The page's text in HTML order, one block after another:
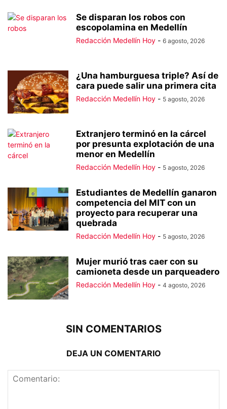
Se disparan los robos con
escopolamina en Medellín
Redacción Medellín Hoy - 6 agosto, 2026
¿Una hamburguesa triple? Así de
cara puede salir una primera cita
Redacción Medellín Hoy - 5 agosto, 2026
Extranjero terminó en la cárcel
por presunta explotación de una
menor en Medellín
Redacción Medellín Hoy - 5 agosto, 2026
Estudiantes de Medellín ganaron
competencia del MIT con un
proyecto para recuperar una
quebrada
Redacción Medellín Hoy - 5 agosto, 2026
Mujer murió tras caer con su
camioneta desde un parqueadero
Redacción Medellín Hoy - 4 agosto, 2026
SIN COMENTARIOS
DEJA UN COMENTARIO